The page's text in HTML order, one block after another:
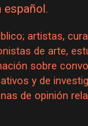
español.
artistas,
de arte,
sobre
y de
de opinión